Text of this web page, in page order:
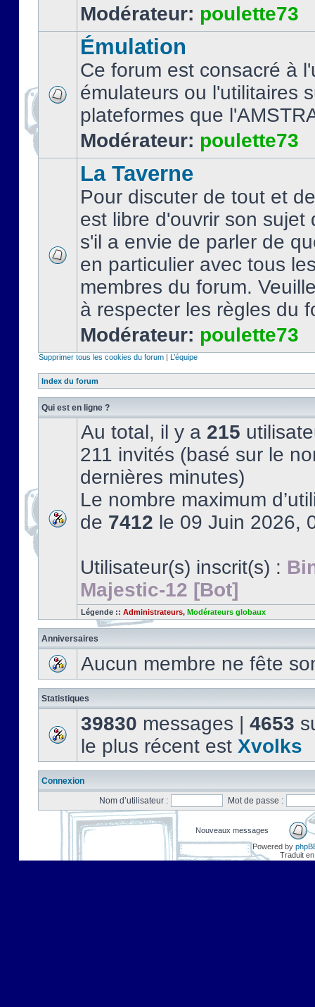
Modérateur: poulette73
Émulation
Ce forum est consacré à
émulateurs ou l'utilitaires
plateformes que
Modérateur: poulette73
La Taverne
Pour discuter de tout et
est libre d'ouvrir son sujet
s'il a envie de parler de
en particulier avec tous
membres du forum.
à respecter les règles du
Modérateur: poulette73
Supprimer tous les cookies du forum | L’équipe
Index du forum
Qui est en ligne ?
Au total, il y a 215
211 invités (basé sur le
dernières minutes)
Le nombre maximum
de 7412 le 09 Juin 2026,
Utilisateur(s) inscrit(s) :
Majestic-12 [Bot]
Légende :: Administrateurs, Modérateurs globaux
Anniversaires
Aucun membre ne fête
Statistiques
39830 messages | 4653
le plus récent est Xvolks
Connexion
Nom d’utilisateur :
Mot de passe :
Nouveaux messages
Powered by
Traduit